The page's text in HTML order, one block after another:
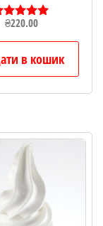
Оцінено в
₴220.00
в кошик